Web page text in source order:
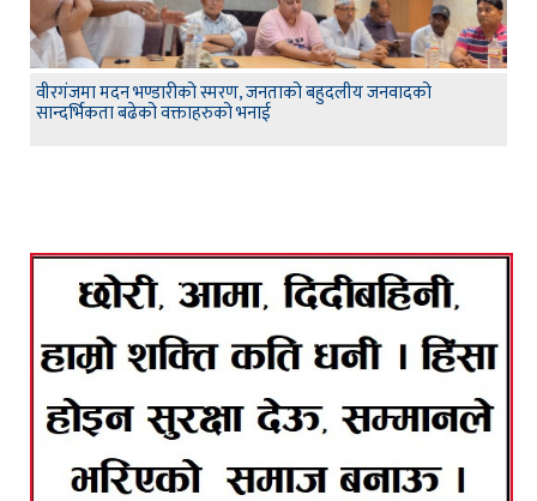
वीरगंजमा मदन भण्डारीको स्मरण, जनताको बहुदलीय जनवादको
सान्दर्भिकता बढेको वक्ताहरुको भनाई